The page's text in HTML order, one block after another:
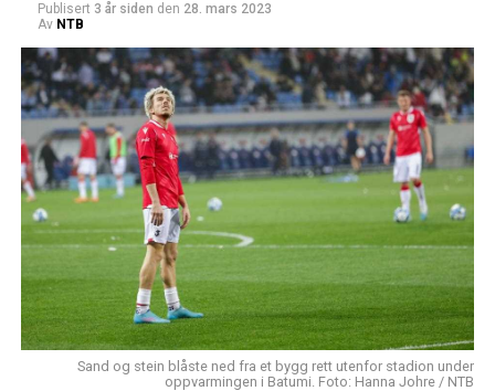
Publisert 3 år siden den 28. mars 2023
Av NTB
Sand og stein blåste ned fra et bygg rett utenfor stadion under
oppvarmingen i Batumi. Foto: Hanna Johre / NTB